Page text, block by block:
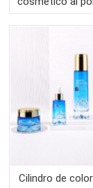
alta calidad
Cilindro de